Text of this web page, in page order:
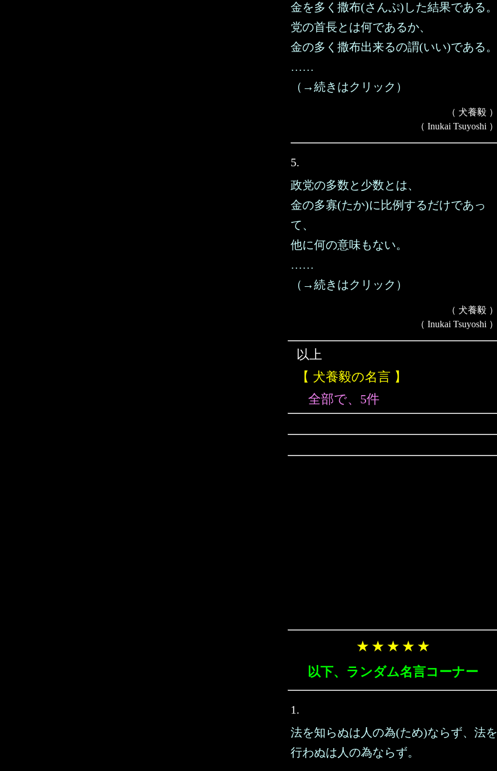
金を多く撒布(さんぷ)した結果である。
党の首長とは何であるか、
金の多く撒布出来るの謂(いい)である。
……
（→続きはクリック）
（ 犬養毅 ）
（ Inukai Tsuyoshi ）
5.
政党の多数と少数とは、
金の多寡(たか)に比例するだけであっ
て、
他に何の意味もない。
……
（→続きはクリック）
（ 犬養毅 ）
（ Inukai Tsuyoshi ）
以上
【 犬養毅の名言 】
全部で、5件
★ ★ ★ ★ ★
以下、ランダム名言コーナー
1.
法を知らぬは人の為(ため)ならず、法を
行わぬは人の為ならず。